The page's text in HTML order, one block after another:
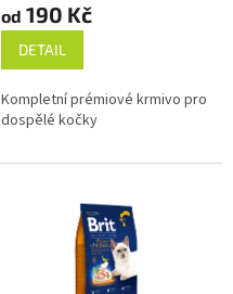
od 190 Kč
DETAIL
Kompletní prémiové krmivo pro
dospělé kočky